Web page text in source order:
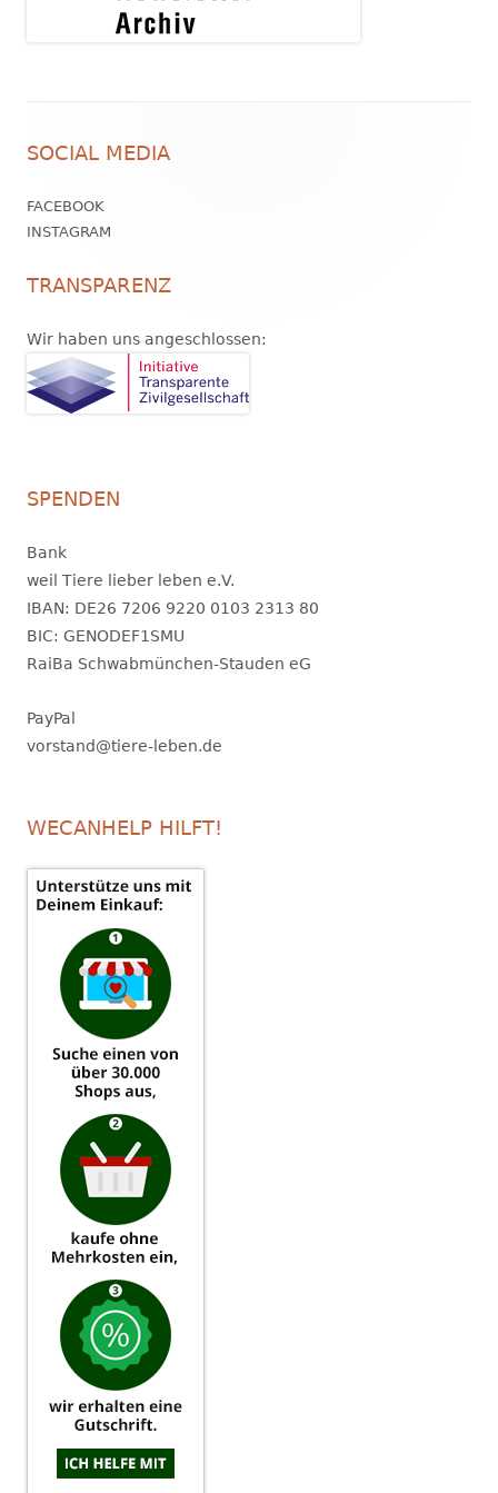
Inhalt
SOCIAL MEDIA
FACEBOOK
INSTAGRAM
TRANSPARENZ
Wir haben uns angeschlossen:
SPENDEN
Bank
weil Tiere lieber leben e.V.
IBAN: DE26 7206 9220 0103 2313 80
BIC: GENODEF1SMU
RaiBa Schwabmünchen-Stauden eG
PayPal
vorstand@tiere-leben.de
WECANHELP HILFT!